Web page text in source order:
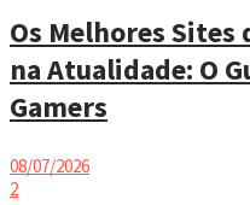
Os Melhores Sites
na Atualidade: O
Gamers
08/07/2026
2